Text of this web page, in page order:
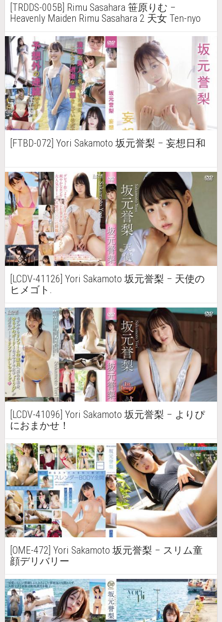
[TRDDS-005B] Rimu Sasahara 笹原りむ –
Heavenly Maiden Rimu Sasahara 2 天女 Ten-nyo
[FTBD-072] Yori Sakamoto 坂元誉梨 – 妄想日和
[LCDV-41126] Yori Sakamoto 坂元誉梨 – 天使の
ヒメゴト.
[LCDV-41096] Yori Sakamoto 坂元誉梨 – よりぴ
におまかせ！
[OME-472] Yori Sakamoto 坂元誉梨 – スリム童
顔デリバリー